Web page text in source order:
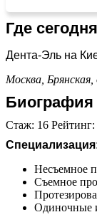
Где
Дента-Эль на
Москва, Брянская,
Биография
Стаж: 16 Рейтинг:
Несъемное
Съемное
Одиночные